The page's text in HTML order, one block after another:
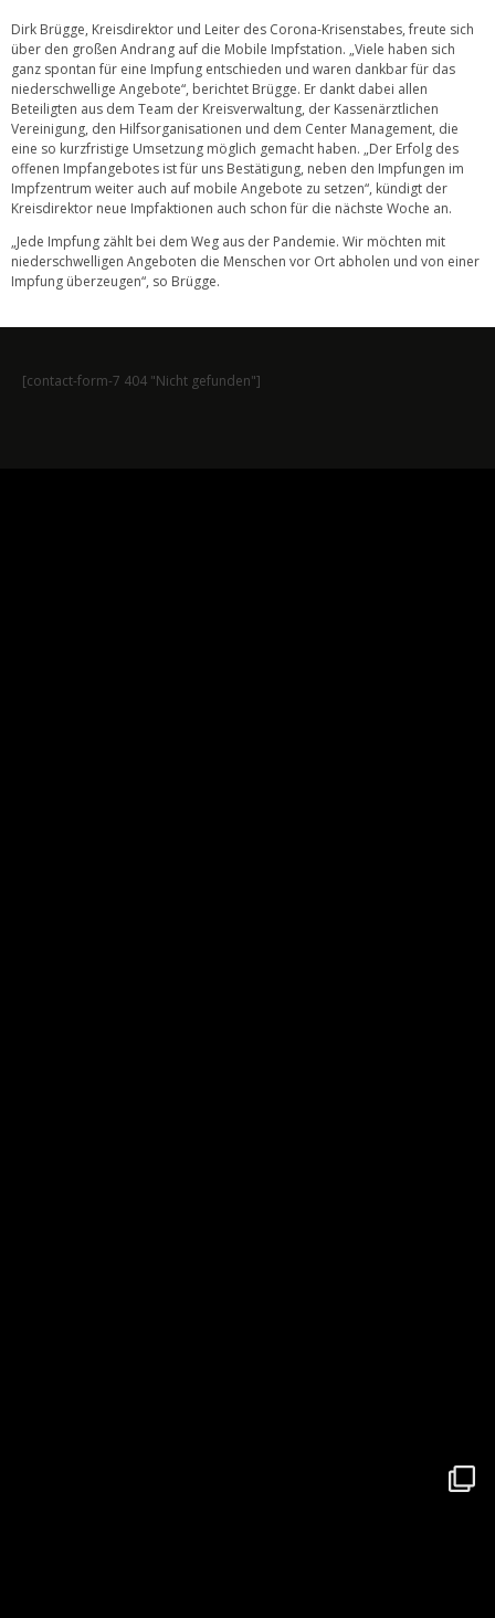
Dirk Brügge, Kreisdirektor und Leiter des Corona-Krisenstabes, freute sich
über den großen Andrang auf die Mobile Impfstation. „Viele haben sich
ganz spontan für eine Impfung entschieden und waren dankbar für das
niederschwellige Angebote“, berichtet Brügge. Er dankt dabei allen
Beteiligten aus dem Team der Kreisverwaltung, der Kassenärztlichen
Vereinigung, den Hilfsorganisationen und dem Center Management, die
eine so kurzfristige Umsetzung möglich gemacht haben. „Der Erfolg des
offenen Impfangebotes ist für uns Bestätigung, neben den Impfungen im
Impfzentrum weiter auch auf mobile Angebote zu setzen“, kündigt der
Kreisdirektor neue Impfaktionen auch schon für die nächste Woche an.
„Jede Impfung zählt bei dem Weg aus der Pandemie. Wir möchten mit
niederschwelligen Angeboten die Menschen vor Ort abholen und von einer
Impfung überzeugen“, so Brügge.
[contact-form-7 404 "Nicht gefunden"]